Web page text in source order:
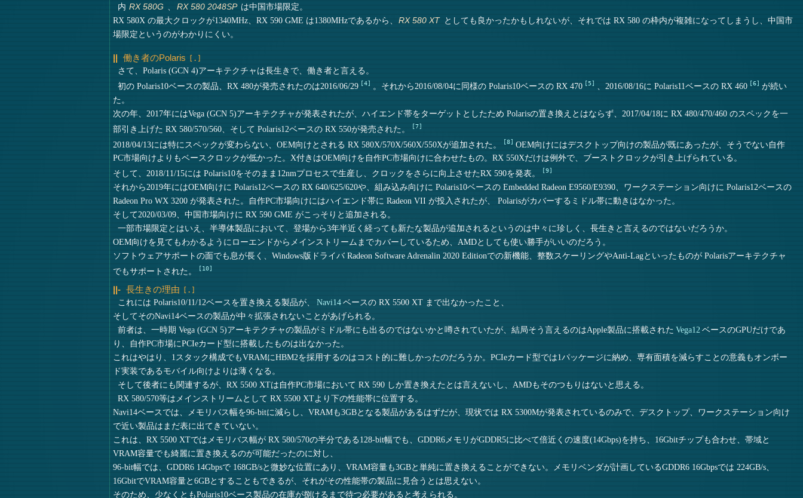
内 RX 580G RX 580 2048SP は中国市場限定。
RX 580X の最大クロックが1340MHz、RX 590 GME は1380MHzであるから、
RX 580 XT としても良かったかもしれないが、それでは RX 580 の枠内が複雑になってしまうし、中国市
場限定というのがわかりにくい。
働き者のPolaris
さて、Polaris (GCN 4)アーキテクチャは長生きで、働き者と言える。
初の Polaris10ベースの製品、RX 480が発売されたのは2016/06/29
4 。それから2016/08/04に同様の Polaris10ベースの RX 470 5 、2016/08/16に Polaris11ベースの RX 460 6
が続い
た。
次の年、2017年にはVega (GCN 5)アーキテクチャが発表されたが、ハイエンド帯をターゲットとしたため Polarisの置き換えとはならず、2017/04/18に RX 480/470/460 のスペックを一
部引き上げた RX 580/570/560、そして Polaris12ベースの RX 550が発売された。
7
2018/04/13には特にスペックが変わらない、OEM向けとされる RX 580X/570X/560X/550Xが追加された。 8
OEM向けにはデスクトップ向けの製品が既にあったが、そうでない自作
PC市場向けよりもベースクロックが低かった。X付きはOEM向けを自作PC市場向けに合わせたもの。RX 550Xだけは例外で、ブーストクロックが引き上げられている。
そして、2018/11/15には Polaris10をそのまま12nmプロセスで生産し、クロックをさらに向上させたRX 590を発表。
9
それから2019年にはOEM向けに Polaris12ベースの RX 640/625/620や、組み込み向けに Polaris10ベースの Embedded Radeon E9560/E9390、ワークステーション向けに Polaris12ベースの
Radeon Pro WX 3200 が発表された。自作PC市場向けにはハイエンド帯に Radeon VII が投入されたが、 Polarisがカバーするミドル帯に動きはなかった。
そして2020/03/09、中国市場向けに RX 590 GME がこっそりと追加される。
一部市場限定とはいえ、半導体製品において、登場から3年半近く経っても新たな製品が追加されるというのは中々に珍しく、長生きと言えるのではないだろうか。
OEM向けを見てもわかるようにローエンドからメインストリームまでカバーしているため、AMDとしても使い勝手がいいのだろう。
ソフトウェアサポートの面でも息が長く、Windows版ドライバ Radeon Software Adrenalin 2020 Editionでの新機能、整数スケーリングやAnti-Lagといったものが Polarisアーキテクチャ
でもサポートされた。
10
長生きの理由
これには Polaris10/11/12ベースを置き換える製品が、 Navi14 ベースの RX 5500 XT まで出なかったこと、
そしてそのNavi14ベースの製品が中々拡張されないことがあげられる。
前者は、一時期 Vega (GCN 5)アーキテクチャの製品がミドル帯にも出るのではないかと噂されていたが、結局そう言えるのはApple製品に搭載された Vega12 ベースのGPUだけであ
り、自作PC市場にPCIeカード型に搭載したものは出なかった。
これはやはり、1スタック構成でもVRAMにHBM2を採用するのはコスト的に難しかったのだろうか。PCIeカード型では1パッケージに納め、専有面積を減らすことの意義もオンボー
ド実装であるモバイル向けよりは薄くなる。
そして後者にも関連するが、RX 5500 XTは自作PC市場において RX 590 しか置き換えたとは言えないし、AMDもそのつもりはないと思える。
RX 580/570等はメインストリームとして RX 5500 XTより下の性能帯に位置する。
Navi14ベースでは、メモリバス幅を96-bitに減らし、VRAMも3GBとなる製品があるはずだが、現状では RX 5300Mが発表されているのみで、デスクトップ、ワークステーション向け
で近い製品はまだ表に出てきていない。
これは、RX 5500 XTではメモリバス幅が RX 580/570の半分である128-bit幅でも、GDDR6メモリがGDDR5に比べて倍近くの速度(14Gbps)を持ち、16Gbitチップも合わせ、帯域と
VRAM容量でも綺麗に置き換えるのが可能だったのに対し、
96-bit幅では、GDDR6 14Gbpsで 168GB/sと微妙な位置にあり、VRAM容量も3GBと単純に置き換えることができない。メモリベンダが計画しているGDDR6 16Gbpsでは 224GB/s、
16GbitでVRAM容量と6GBとすることもできるが、それがその性能帯の製品に見合うとは思えない。
そのため、少なくともPolaris10ベース製品の在庫が捌けるまで待つ必要があると考えられる。